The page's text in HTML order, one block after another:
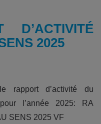
D’ACTIVITÉ
2025
rapport d’activité du
l’année 2025: RA
SENS 2025 VF